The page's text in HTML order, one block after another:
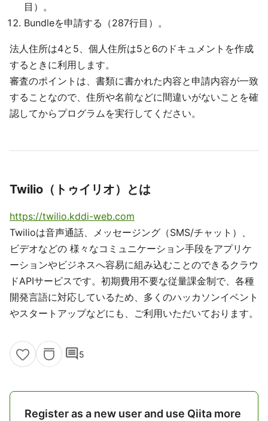
目）。
Bundleを申請する（287行目）。
法人住所は4と5、個人住所は5と6のドキュメントを作成
するときに利用します。
審査のポイントは、書類に書かれた内容と申請内容が一致
することなので、住所や名前などに間違いがないことを確
認してからプログラムを実行してください。
Twilio（トゥイリオ）とは
https://twilio.kddi-web.com
Twilioは音声通話、メッセージング（SMS/チャット）、
ビデオなどの 様々なコミュニケーション手段をアプリケ
ーションやビジネスへ容易に組み込むことのできるクラウ
ドAPIサービスです。初期費用不要な従量課金制で、各種
開発言語に対応しているため、多くのハッカソンイベント
やスタートアップなどにも、ご利用いただいております。
comment5
Register as a new user and use Qiita more